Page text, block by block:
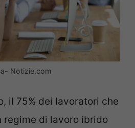
Notizie.com
il 75% dei lavoratori che
regime di lavoro ibrido